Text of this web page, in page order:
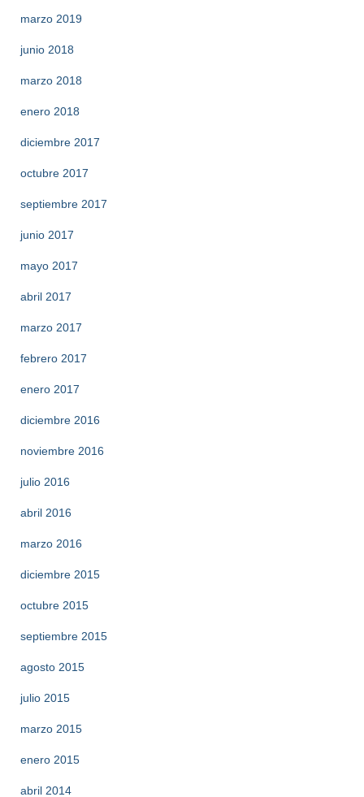
marzo 2019
junio 2018
marzo 2018
enero 2018
diciembre 2017
octubre 2017
septiembre 2017
junio 2017
mayo 2017
abril 2017
marzo 2017
febrero 2017
enero 2017
diciembre 2016
noviembre 2016
julio 2016
abril 2016
marzo 2016
diciembre 2015
octubre 2015
septiembre 2015
agosto 2015
julio 2015
marzo 2015
enero 2015
abril 2014